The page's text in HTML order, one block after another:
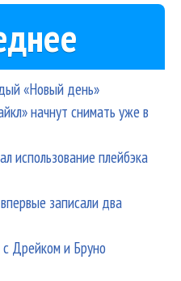
«Новый день»
начнут снимать уже в
использование плейбэка
записали два
Дрейком и Бруно